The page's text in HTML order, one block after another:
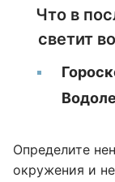
Что в
светит
Определите
окружения и